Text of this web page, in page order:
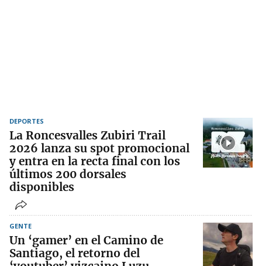
DEPORTES
La Roncesvalles Zubiri Trail
2026 lanza su spot promocional
y entra en la recta final con los
últimos 200 dorsales
disponibles
GENTE
Un ‘gamer’ en el Camino de
Santiago, el retorno del